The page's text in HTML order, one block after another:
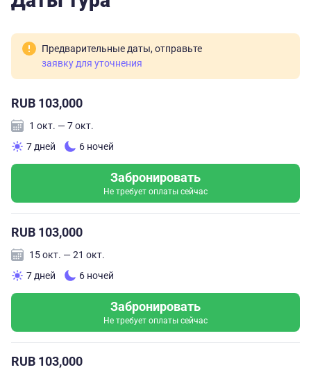
Предварительные даты, отправьте
заявку для уточнения
RUB 103,000
1 окт. — 7 окт.
7 дней
6 ночей
Забронировать
Не требует оплаты сейчас
RUB 103,000
15 окт. — 21 окт.
7 дней
6 ночей
Забронировать
Не требует оплаты сейчас
RUB 103,000